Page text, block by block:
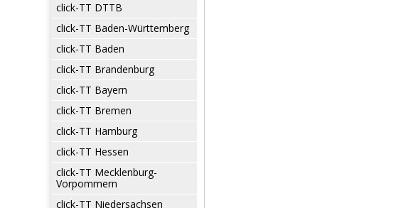
click-TT DTTB
click-TT Baden-Württemberg
click-TT Baden
click-TT Brandenburg
click-TT Bayern
click-TT Bremen
click-TT Hamburg
click-TT Hessen
click-TT Mecklenburg-
Vorpommern
click-TT Niedersachsen